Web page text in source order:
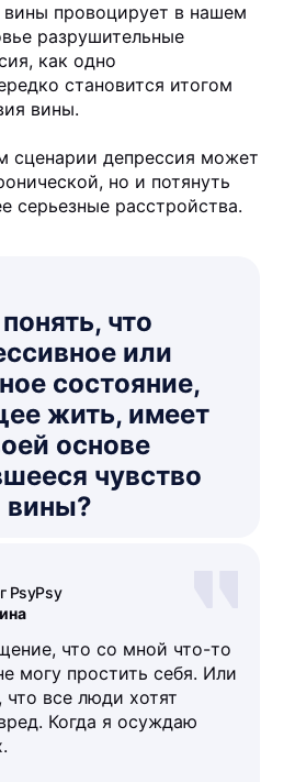
вины провоцирует в нашем
разрушительные
как одно
становится итогом
вины.
сценарии депрессия может
но и потянуть
серьезные расстройства.
что
или
состояние,
жить, имеет
основе
чувство
вины?
PsyPsy
что со мной что-то
могу простить себя. Или
все люди хотят
Когда я осуждаю